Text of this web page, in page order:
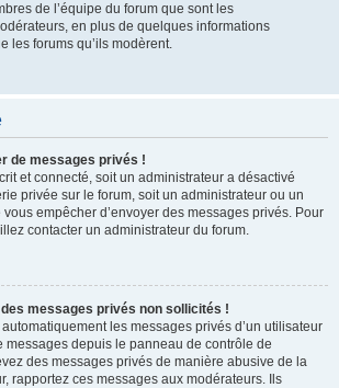
de l’équipe du forum que sont les
en plus de quelques informations
les forums qu’ils modèrent.
de messages privés !
et connecté, soit un administrateur a désactivé
privée sur le forum, soit un administrateur ou un
empêcher d’envoyer des messages privés. Pour
contacter un administrateur du forum.
messages privés non sollicités !
les messages privés d’un utilisateur
messages depuis le panneau de contrôle de
des messages privés de manière abusive de la
rapportez ces messages aux modérateurs. Ils